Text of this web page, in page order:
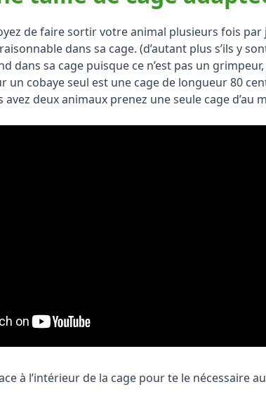
de faire sortir votre animal plusieurs fois
dans sa cage. (d’autant plus s’ils y
dans sa cage puisque ce n’est pas un
un cobaye seul est une cage de longueur 80
avez deux animaux prenez une seule cage d’au
à l’intérieur de la cage pour te le nécessaire